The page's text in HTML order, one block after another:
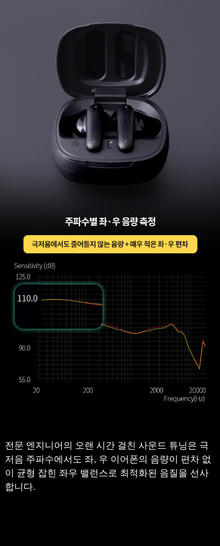
전문 엔지니어의 오랜 시간 걸친 사운드 튜닝은 극
저음 주파수에서도 좌, 우 이어폰의 음량이 편차 없
이 균형 잡힌 좌우 밸런스로 최적화된 음질을 선사
합니다.